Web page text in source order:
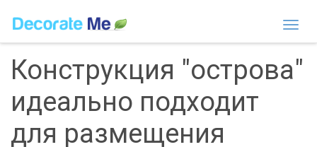
Конструкция "острова"
идеально подходит
для размещения